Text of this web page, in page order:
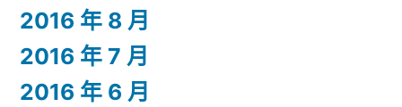
2016 年 8 月
2016 年 7 月
2016 年 6 月